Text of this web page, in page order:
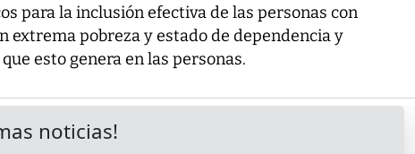
para la inclusión efectiva de las personas con
extrema pobreza y estado de dependencia y
esto genera en las personas.